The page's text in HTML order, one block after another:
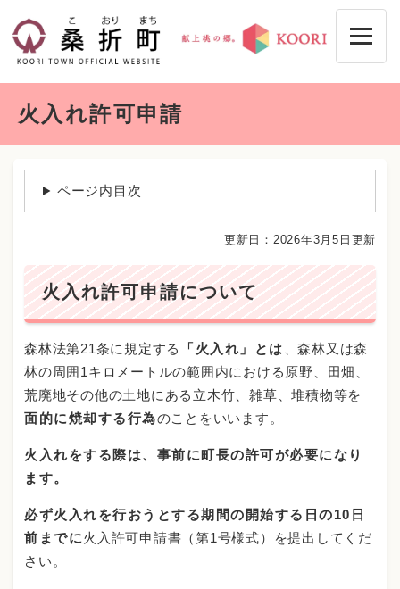
先
火入れ許可申請
ページ内目次
更新日：2026年3月5日更新
火入れ許可申請について
森林法第21条に規定する 「火入れ」とは 、森林又は森
林の周囲1キロメートルの範囲内における原野、田畑、
荒廃地その他の土地にある立木竹、雑草、堆積物等を
面的に焼却する行為のことをいいます。
火入れをする際は、事前に町長の許可が必要になり
ます。
必ず火入れを行おうとする期間の開始する日の10日
前までに火入許可申請書（第1号様式）を提出してくだ
さい。